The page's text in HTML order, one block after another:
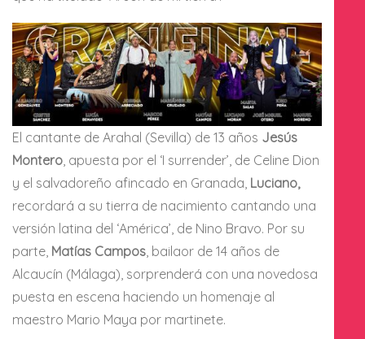
El cantante de Arahal (Sevilla) de 13 años Jesús
Montero , apuesta por el ‘I surrender’, de Celine Dion
y el salvadoreño afincado en Granada, Luciano,
recordará a su tierra de nacimiento cantando una
versión latina del ‘América’, de Nino Bravo. Por su
parte, Matías Campos , bailaor de 14 años de
Alcaucín (Málaga), sorprenderá con una novedosa
puesta en escena haciendo un homenaje al
maestro Mario Maya por martinete.